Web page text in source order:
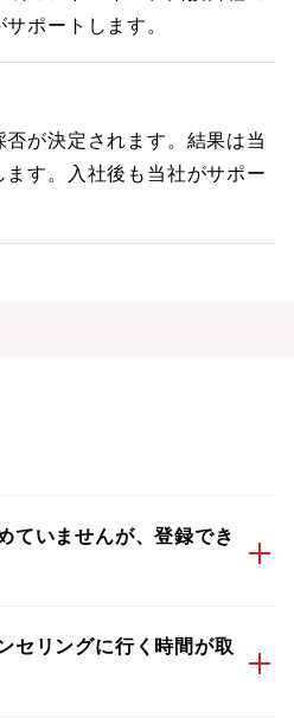
ポートします。
が決定されます。結果は当
す。入社後も当社がサポー
ていませんが、登録でき
セリングに行く時間が取